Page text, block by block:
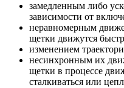
замедленным либо
зависимости от
неравномерным
щетки движутся
изменением
несинхронным их
щетки в процессе
сталкиваться или